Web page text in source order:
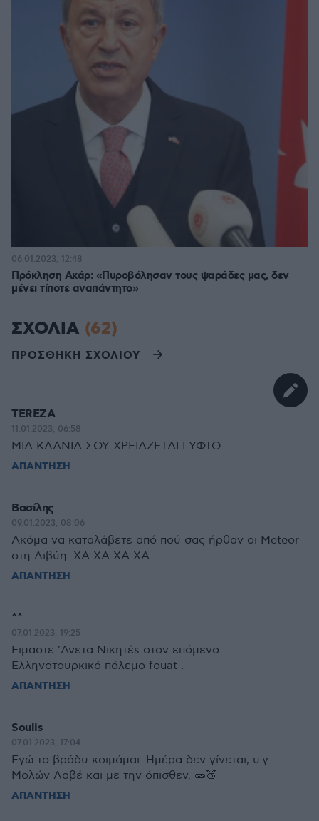
Πρόκληση Ακάρ: «Πυροβόλησαν τους ψαράδες μας, δεν
μένει τίποτε αναπάντητο»
06.01.2023, 12:48
ΣΧΟΛΙΑ (62)
ΠΡΟΣΘΗΚΗ ΣΧΟΛΙΟΥ
TEREZA
11.01.2023, 06:58
ΜΙΑ ΚΛΑΝΙΑ ΣΟΥ ΧΡΕΙΑΖΕΤΑΙ ΓΥΦΤΟ
ΑΠΑΝΤΗΣΗ
Βασίλης
09.01.2023, 08:06
Ακόμα να καταλάβετε από πού σας ήρθαν οι Meteor
στη Λιβύη. ΧΑ ΧΑ ΧΑ ΧΑ ......
ΑΠΑΝΤΗΣΗ
^^
07.01.2023, 19:25
Eiμαστε 'Avετα Nικητέs στον επόμενο
Eλληνοτουρκικό πόλεμο fouat .
ΑΠΑΝΤΗΣΗ
Soulis
07.01.2023, 17:04
Εγώ το βράδυ κοιμάμαι. Ημέρα δεν γίνεται; υ.γ
Μολών Λαβέ και με την όπισθεν. 🥒🍑
ΑΠΑΝΤΗΣΗ